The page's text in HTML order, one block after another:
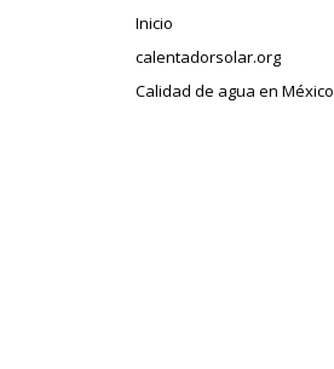
Inicio
calentadorsolar.org
Calidad de agua en México